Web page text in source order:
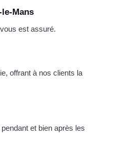
Mans
est assuré.
offrant à nos clients la
et bien après les